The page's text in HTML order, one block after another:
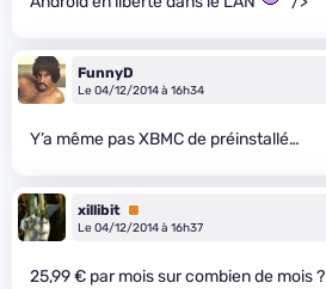
FunnyD
Le 04/12/2014 à 16h34
Y’a même pas XBMC de préinstallé…
xillibit Premium
Le 04/12/2014 à 16h37
25,99 € par mois sur combien de mois ?